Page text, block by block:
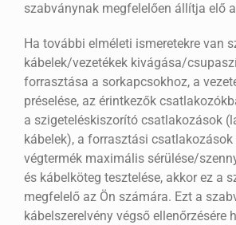
szabványnak megfelelően állítja elő
Ha további elméleti ismeretekre van
kábelek/vezetékek kivágása/
forrasztása a sorkapcsokhoz, a
préselése, az érintkezők
a szigeteléskiszorító csatlakozások
kábelek), a forrasztási csatlakozások
végtermék maximális sérülése/
és kábelköteg tesztelése, akkor ez a
megfelelő az Ön számára. Ezt a
kábelszerelvény végső ellenőrzésére